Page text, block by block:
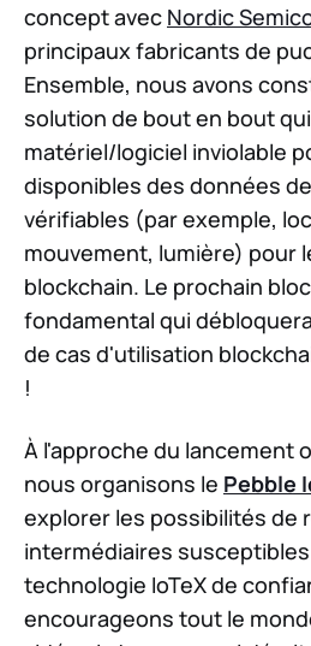
concept avec Nordic
principaux fabricants de
Ensemble, nous avons
solution de bout en bout
matériel/logiciel inviolable
disponibles des données
vérifiables (par exemple,
mouvement, lumière) pour
blockchain. Le prochain
fondamental qui
de cas d'utilisation
!
À l'approche du lancement
nous organisons le Pebble
explorer les possibilités de
intermédiaires
technologie IoTeX de
encourageons tout le